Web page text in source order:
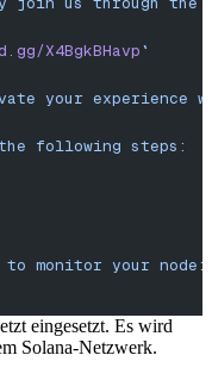
X4BgkBHavp`
your experience
following steps:
to monitor your node:
eingesetzt. Es wird
Solana-Netzwerk.